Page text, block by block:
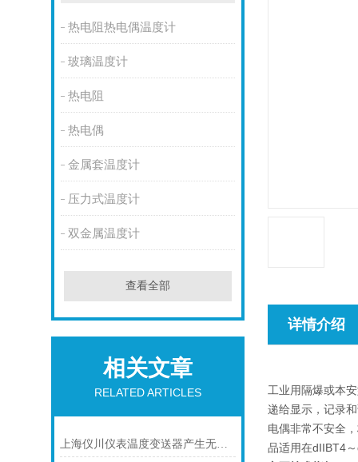
热电阻热电偶温度计
玻璃温度计
热电阻
热电偶
金属套温度计
压力式温度计
双金属温度计
查看全部
相关文章
RELATED ARTICLES
上海仪川仪表温度变送器产生无输出的原因及解决方法
详情介绍
工业用隔爆或本
递给显示，记录
电偶非常不安全
品适用在dIIBT4